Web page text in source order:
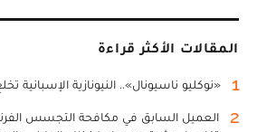
المقالات الأكثر قراءة
1 «نوكليو ناسيونال».. النيونازية الإسبانية
2
العميل السابق في مكافحة التجسس